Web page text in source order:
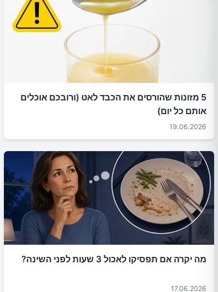
5 מזונות שהורסים את הכבד לאט (ורובכם אוכלים
אותם כל יום)
19.06.2026
מה יקרה אם תפסיקו לאכול 3 שעות לפני השינה?
17.06.2026